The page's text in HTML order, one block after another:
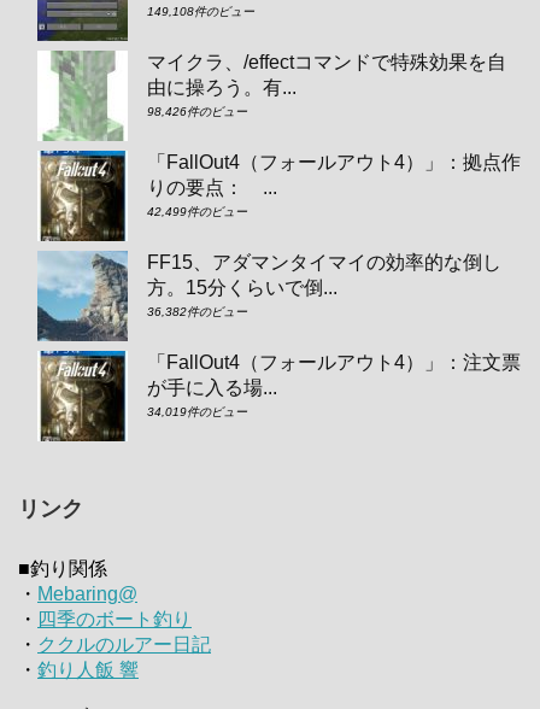
149,108件のビュー
マイクラ、/effectコマンドで特殊効果を自
由に操ろう。有...
98,426件のビュー
「FallOut4（フォールアウト4）」：拠点作
りの要点： ...
42,499件のビュー
FF15、アダマンタイマイの効率的な倒し
方。15分くらいで倒...
36,382件のビュー
「FallOut4（フォールアウト4）」：注文票
が手に入る場...
34,019件のビュー
リンク
■釣り関係
・ Mebaring@
・ 四季のボート釣り
・ ククルのルアー日記
・ 釣り人飯 響